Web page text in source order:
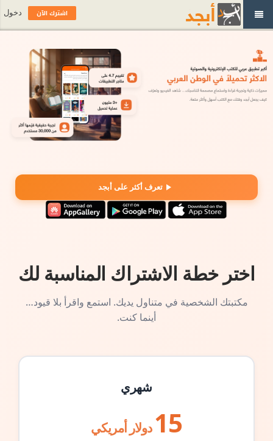
تعرف أكثر على أبجد
اختر خطة الاشتراك المناسبة لك
مكتبتك الشخصية في متناول يديك. استمع واقرأ بلا قيود…
أينما كنت.
شهري
15 دولار أمريكي
اشترك الآن دخول